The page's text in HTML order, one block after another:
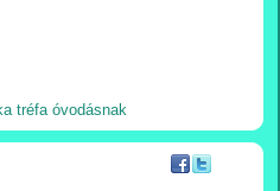
tréfa óvodásnak